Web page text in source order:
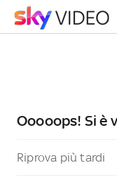
Ooooops! Si è
Riprova più tardi